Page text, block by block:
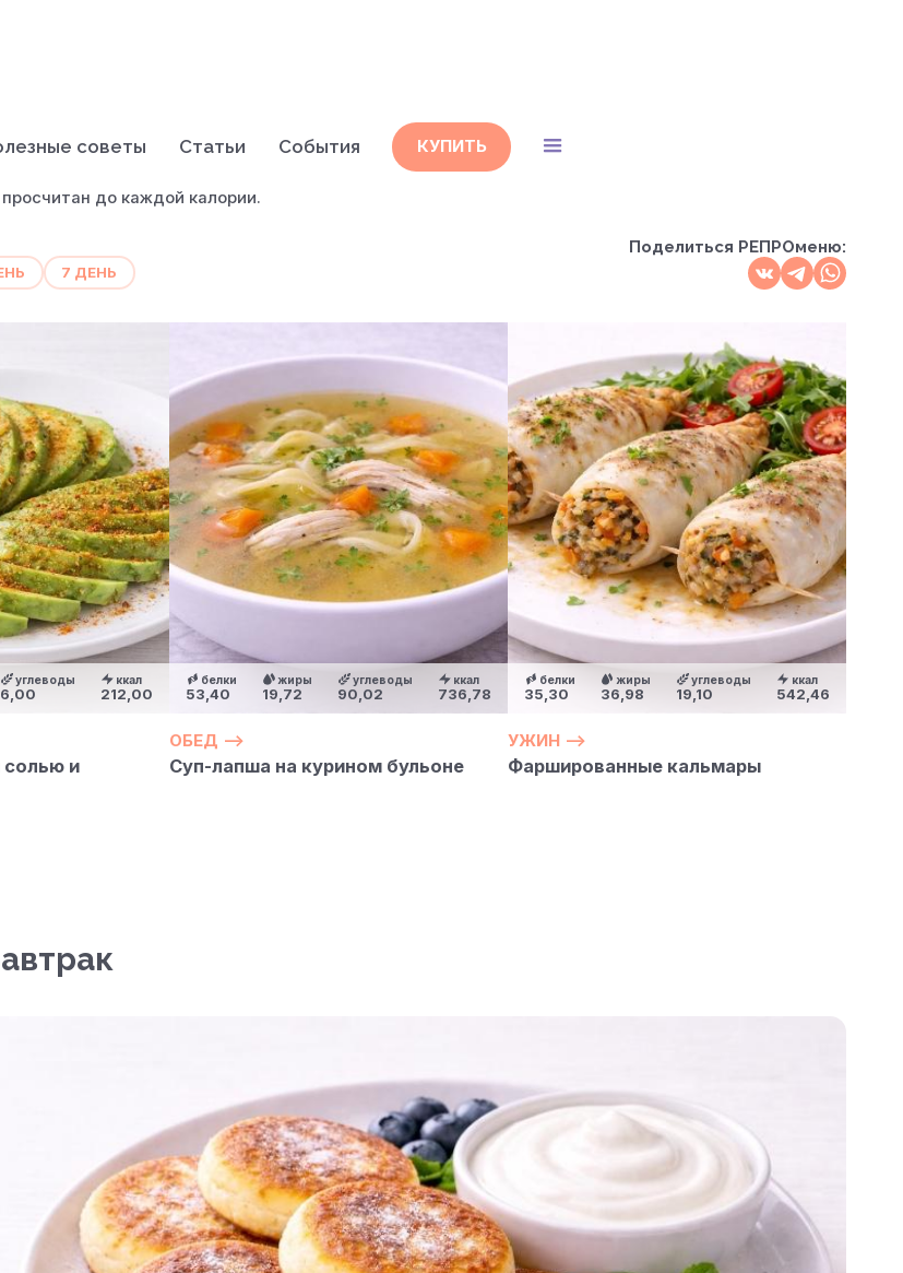
советы Статьи События КУПИТЬ
до каждой калории.
7 ДЕНЬ
Поделиться РЕПРОменю:
углеводы
6,00
ккал
212,00
солью и
белки
53,40
жиры
19,72
углеводы
90,02
ккал
736,78
ОБЕД —>
Суп-лапша на курином бульоне
белки
35,30
жиры
36,98
углеводы
19,10
ккал
542,46
УЖИН —>
Фаршированные кальмары